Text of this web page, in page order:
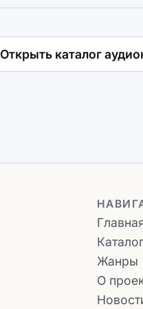
Открыть каталог
Жанры
О